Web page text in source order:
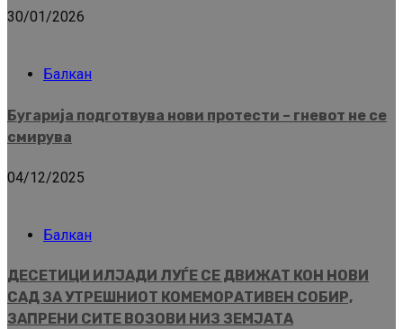
30/01/2026
Балкан
Бугарија подготвува нови протести – гневот не се
смирува
04/12/2025
Балкан
ДЕСЕТИЦИ ИЛЈАДИ ЛУЃЕ СЕ ДВИЖАТ КОН НОВИ
САД ЗА УТРЕШНИОТ КОМЕМОРАТИВЕН СОБИР,
ЗАПРЕНИ СИТЕ ВОЗОВИ НИЗ ЗЕМЈАТА